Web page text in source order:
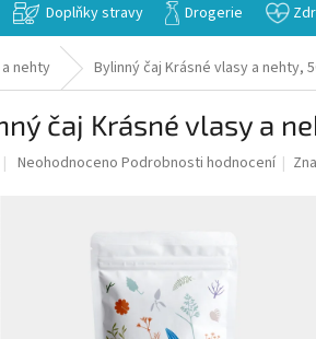
Doplňky stravy Drogerie
nehty Bylinný čaj Krásné vlasy a nehty,
čaj Krásné vlasy a
Průměrné
Neohodnoceno Podrobnosti hodnocení